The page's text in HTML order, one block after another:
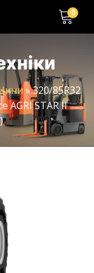
0
»320/85R32
AGRI STAR II